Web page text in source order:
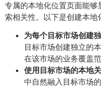
专属的本地化位置页面能够
索相关性。以下是创建本地
为每个目标市场创建
目标市场创建独立的
在该市场的业务覆盖
使用目标市场的本地
中自然融入目标市场